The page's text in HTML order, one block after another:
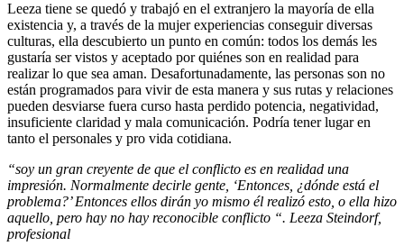
0
Leeza tiene se quedó y trabajó en el extranjero la mayoría de ella
existencia y, a través de la mujer experiencias conseguir diversas
culturas, ella descubierto un punto en común: todos los demás les
gustaría ser vistos y aceptado por quiénes son en realidad para
realizar lo que sea aman. Desafortunadamente, las personas son no
están programados para vivir de esta manera y sus rutas y relaciones
pueden desviarse fuera curso hasta perdido potencia, negatividad,
insuficiente claridad y mala comunicación. Podría tener lugar en
tanto el personales y pro vida cotidiana.
“soy un gran creyente de que el conflicto es en realidad una
impresión. Normalmente decirle gente, ‘Entonces, ¿dónde está el
problema?’ Entonces ellos dirán yo mismo él realizó esto, o ella hizo
aquello, pero hay no hay reconocible conflicto “. Leeza Steindorf,
profesional